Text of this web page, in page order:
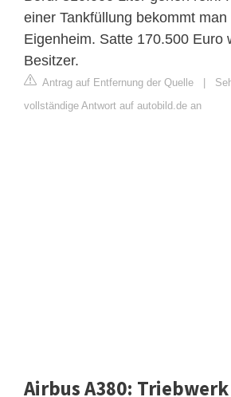
einer Tankfüllung bekommt man
Eigenheim. Satte 170.500 Euro
Besitzer.
Antrag auf Entfernung der Quelle
vollständige Antwort auf autobild.de an
Airbus A380: